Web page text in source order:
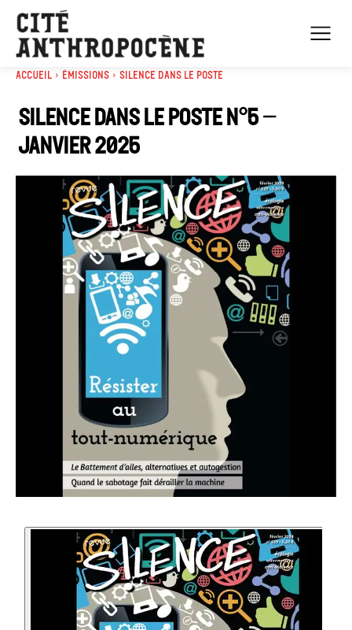
Accueil Émissions Silence dans le poste
Silence dans le poste n°5 –
Janvier 2025